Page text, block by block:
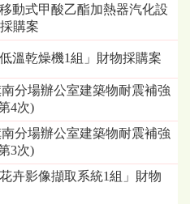
動式甲酸乙酯加熱器汽化設
購案
溫乾燥機1組」財物採購案
南分場辦公室建築物耐震補強
4次)
南分場辦公室建築物耐震補強
3次)
卉影像擷取系統1組」財物